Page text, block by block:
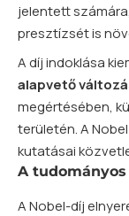
jelentett
presztízsét is
A díj indoklása
alapvető
megértésében,
területén. A
kutatásai
A
A Nobel-díj